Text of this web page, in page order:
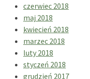
czerwiec 2018
maj 2018
kwiecień 2018
marzec 2018
luty 2018
styczeń 2018
grudzień 2017